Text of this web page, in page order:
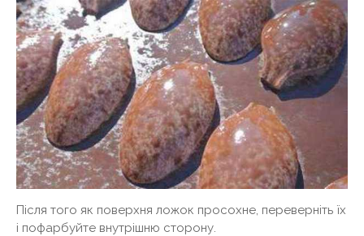
Після того як поверхня ложок просохне, переверніть їх
і пофарбуйте внутрішню сторону.